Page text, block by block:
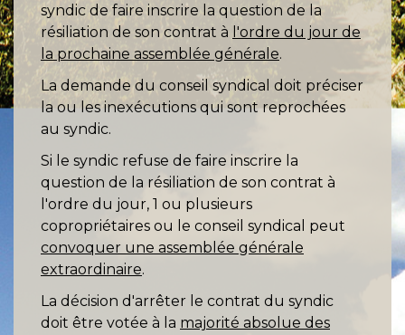
syndic de faire inscrire la question de la
résiliation de son contrat à l'ordre du jour de
la prochaine assemblée générale.
La demande du conseil syndical doit préciser
la ou les inexécutions qui sont reprochées
au syndic.
Si le syndic refuse de faire inscrire la
question de la résiliation de son contrat à
l'ordre du jour, 1 ou plusieurs
copropriétaires ou le conseil syndical peut
convoquer une assemblée générale
extraordinaire.
La décision d'arrêter le contrat du syndic
doit être votée à la majorité absolue des